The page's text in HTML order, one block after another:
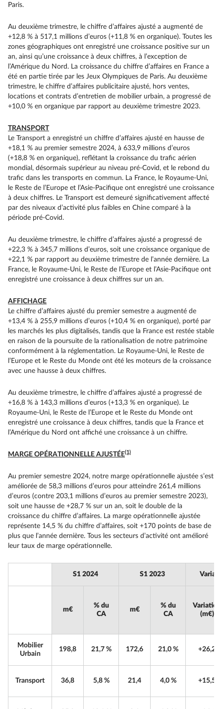
Paris.
Au deuxième trimestre, le chiffre d’affaires ajusté a augmenté de
+12,8 % à 517,1 millions d’euros (+11,8 % en organique). Toutes les
zones géographiques ont enregistré une croissance positive sur un
an, ainsi qu’une croissance à deux chiffres, à l’exception de
l’Amérique du Nord. La croissance du chiffre d’affaires en France a
été en partie tirée par les Jeux Olympiques de Paris. Au deuxième
trimestre, le chiffre d’affaires publicitaire ajusté, hors ventes,
locations et contrats d’entretien de mobilier urbain, a progressé de
+10,0 % en organique par rapport au deuxième trimestre 2023.
TRANSPORT
Le Transport a enregistré un chiffre d’affaires ajusté en hausse de
+18,1 % au premier semestre 2024, à 633,9 millions d’euros
(+18,8 % en organique), reflétant la croissance du trafic aérien
mondial, désormais supérieur au niveau pré-Covid, et le rebond du
trafic dans les transports en commun. La France, le Royaume-Uni,
le Reste de l’Europe et l’Asie-Pacifique ont enregistré une croissance
à deux chiffres. Le Transport est demeuré significativement affecté
par des niveaux d’activité plus faibles en Chine comparé à la
période pré-Covid.
Au deuxième trimestre, le chiffre d’affaires ajusté a progressé de
+22,3 % à 345,7 millions d’euros, soit une croissance organique de
+22,1 % par rapport au deuxième trimestre de l’année dernière. La
France, le Royaume-Uni, le Reste de l’Europe et l’Asie-Pacifique ont
enregistré une croissance à deux chiffres sur un an.
AFFICHAGE
Le chiffre d’affaires ajusté du premier semestre a augmenté de
+13,4 % à 255,9 millions d’euros (+10,4 % en organique), porté par
les marchés les plus digitalisés, tandis que la France est restée stable
en raison de la poursuite de la rationalisation de notre patrimoine
conformément à la réglementation. Le Royaume-Uni, le Reste de
l’Europe et le Reste du Monde ont été les moteurs de la croissance
avec une hausse à deux chiffres.
Au deuxième trimestre, le chiffre d’affaires ajusté a progressé de
+16,8 % à 143,3 millions d’euros (+13,3 % en organique). Le
Royaume-Uni, le Reste de l’Europe et le Reste du Monde ont
enregistré une croissance à deux chiffres, tandis que la France et
l’Amérique du Nord ont affiché une croissance à un chiffre.
MARGE OPÉRATIONNELLE AJUSTÉE(1)
Au premier semestre 2024, notre marge opérationnelle ajustée s’est
améliorée de 58,3 millions d’euros pour atteindre 261,4 millions
d’euros (contre 203,1 millions d’euros au premier semestre 2023),
soit une hausse de +28,7 % sur un an, soit le double de la
croissance du chiffre d’affaires. La marge opérationnelle ajustée
représente 14,5 % du chiffre d’affaires, soit +170 points de base de
plus que l’année dernière. Tous les secteurs d’activité ont amélioré
leur taux de marge opérationnelle.
S1 2024 S1 2023
m€
% du
CA
m€
% du
CA
Variation
(m€)
Mobilier
Urbain
198,8 21,7 % 172,6 21,0 % +26,2
Transport 36,8 5,8 % 21,4 4,0 % +15,5